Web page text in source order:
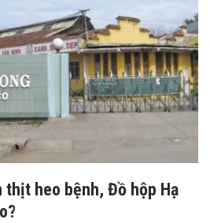
thịt heo bệnh, Đồ hộp Hạ